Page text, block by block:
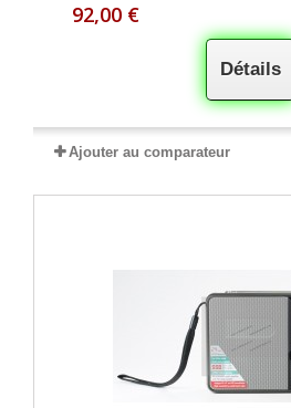
92,00 €
Détails
Ajouter au comparateur